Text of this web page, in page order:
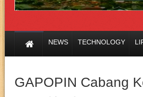
NEWS TECHNOLOGY
GAPOPIN Cabang